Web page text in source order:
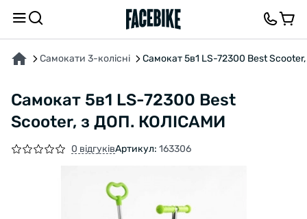
Самокати 3-колісні Самокат 5в1 LS-72300 Best
Самокат 5в1 LS-72300 Best
Scooter, з ДОП. КОЛІСАМИ
0 відгуківАртикул: 163306
ПРО ТОВАР ХАРАКТЕРИСТИКИВІДГУКИ ТА ЗАПИТАННЯ